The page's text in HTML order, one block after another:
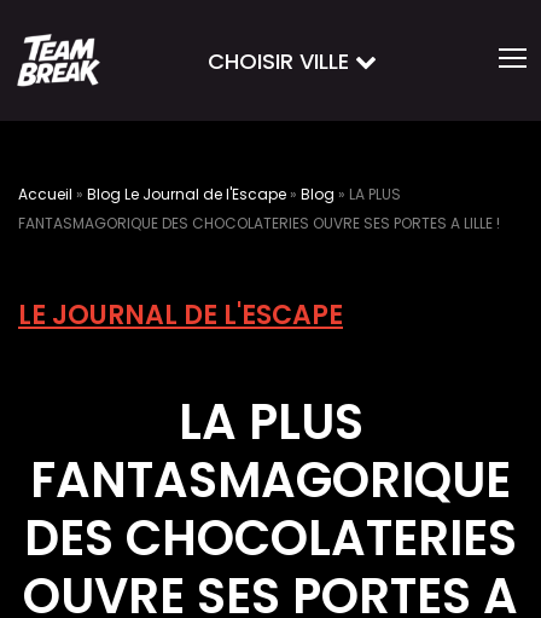
CHOISIR VILLE
Accueil » Blog Le Journal de l'Escape » Blog » LA PLUS
FANTASMAGORIQUE DES CHOCOLATERIES OUVRE SES PORTES A LILLE !
LE JOURNAL DE L'ESCAPE
LA PLUS
FANTASMAGORIQUE
DES CHOCOLATERIES
OUVRE SES PORTES A